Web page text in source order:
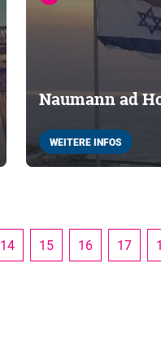
Naumann ad
WEITERE INFOS
14 15 16 17